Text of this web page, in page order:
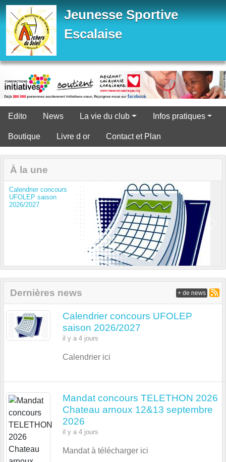
Jeunesse Sportive
Escalaise
Edito News La vie du club Infos pratiques
Boutique Livre d or Contact et Plan
À la une
Calendrier concours
UFOLEP saison
2026/2027
Dernières news
Calendrier concours UFOLEP
saison 2026/2027
il y a 4 jours
Calendrier ici
Mandat concours TELETHON 2026
Chateau arnoux 12&13 septembre
2026
il y a 4 jours
Mandat à télécharger ici
+ de news
Panneau de gestion des cookies